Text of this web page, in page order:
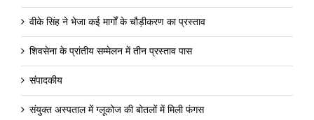
वीके सिंह ने भेजा कई मार्गों के चौड़ीकरण का प्रस्ताव
शिवसेना के प्रांतीय सम्मेलन में तीन प्रस्ताव पास
संपादकीय
संयुक्त अस्पताल में ग्लूकोज की बोतलों में मिली फंगस